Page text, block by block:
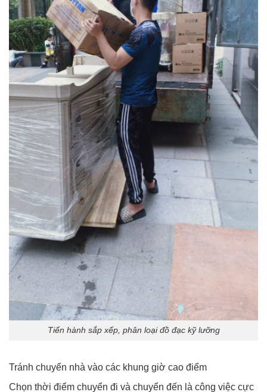
Tiến hành sắp xếp, phân loại đồ đạc kỹ lưỡng
Tránh chuyển nhà vào các khung giờ cao điểm
Chọn thời điểm chuyển đi và chuyển đến là công việc cực